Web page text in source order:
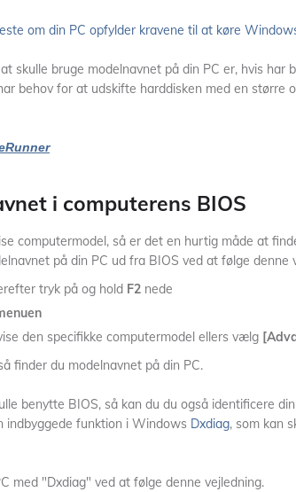
om din PC opfylder kravene til at køre
skulle bruge modelnavnet på din PC er, hvis har
behov for at udskifte harddisken med en større
i computerens BIOS
computermodel, så er det en hurtig måde at
på din PC ud fra BIOS ved at følge denne
tryk på og hold F2 nede
den specifikke computermodel ellers vælg
finder du modelnavnet på din PC.
benytte BIOS, så kan du du også identificere din
indbyggede funktion i Windows Dxdiag, som kan
med "Dxdiag" ved at følge denne vejledning.